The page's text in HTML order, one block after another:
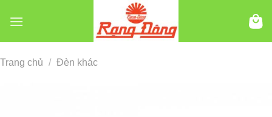
đến
Trang chủ / Đèn khác